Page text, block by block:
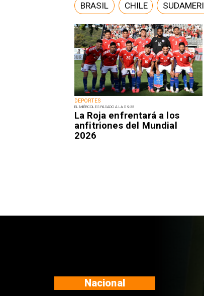
DEPORTES
EL MIÉRCOLES PASADO A LAS 9:35
La Roja enfrentará a los
anfitriones del Mundial
2026
BRASIL CHILE
Nacional